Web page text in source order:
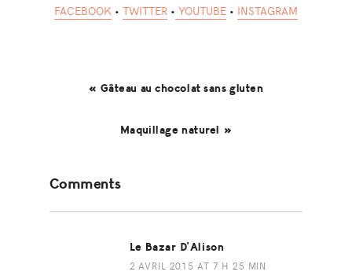
FACEBOOK • TWITTER • YOUTUBE • INSTAGRAM
« Gâteau au chocolat sans gluten
Maquillage naturel »
Interactions
Comments
Le Bazar D'Alison
2 AVRIL 2015 AT 7 H 25 MIN